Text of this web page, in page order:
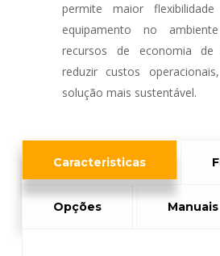
permite maior
equipamento no
recursos de economia
reduzir custos
solução mais sustentável.
Caracteristicas
Opções Manuais